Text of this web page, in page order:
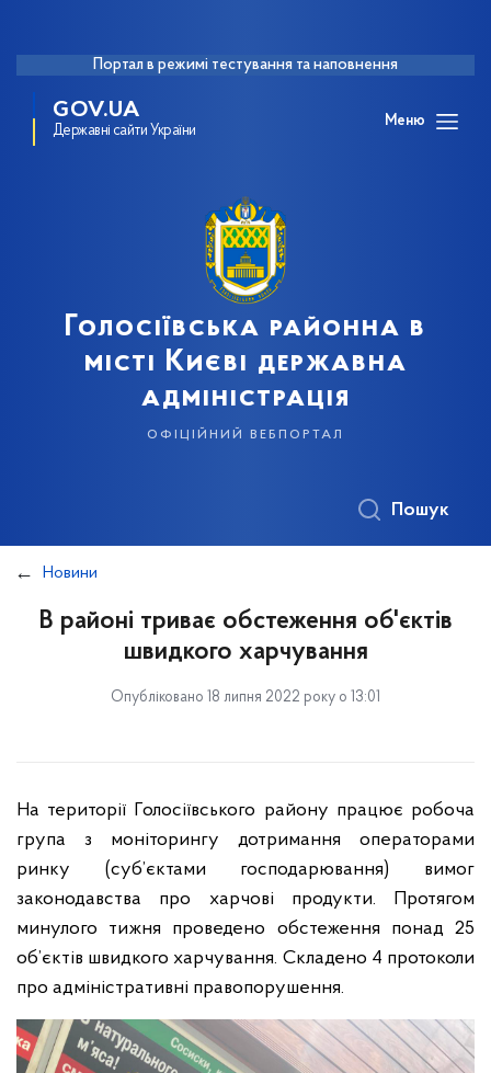
Портал в режимі тестування та наповнення
GOV.UA
Державні сайти України
Меню
Голосіївська районна в
місті Києві державна
адміністрація
офіційний вебпортал
Пошук
Новини
В районі триває обстеження об'єктів
швидкого харчування
Опубліковано 18 липня 2022 року о 13:01
На території Голосіївського району працює робоча
група з моніторингу дотримання операторами
ринку (суб’єктами господарювання) вимог
законодавства про харчові продукти. Протягом
минулого тижня проведено обстеження понад 25
об’єктів швидкого харчування. Складено 4 протоколи
про адміністративні правопорушення.